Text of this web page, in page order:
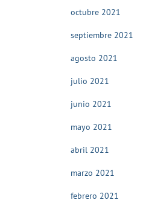
octubre 2021
septiembre 2021
agosto 2021
julio 2021
junio 2021
mayo 2021
abril 2021
marzo 2021
febrero 2021